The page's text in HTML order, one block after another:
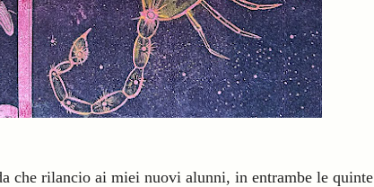
che rilancio ai miei nuovi alunni, in entrambe le quinte